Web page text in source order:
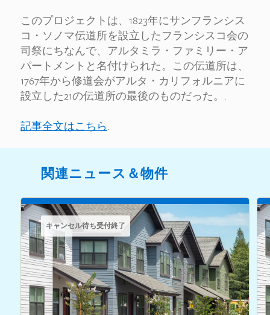
このプロジェクトは、1823年にサンフランシス
コ・ソノマ伝道所を設立したフランシスコ会の
司祭にちなんで、アルタミラ・ファミリー・ア
パートメントと名付けられた。この伝道所は、
1767年から修道会がアルタ・カリフォルニアに
設立した21の伝道所の最後のものだった。.
記事全文はこちら.
関連ニュース＆物件
キャンセル待ち受付終了